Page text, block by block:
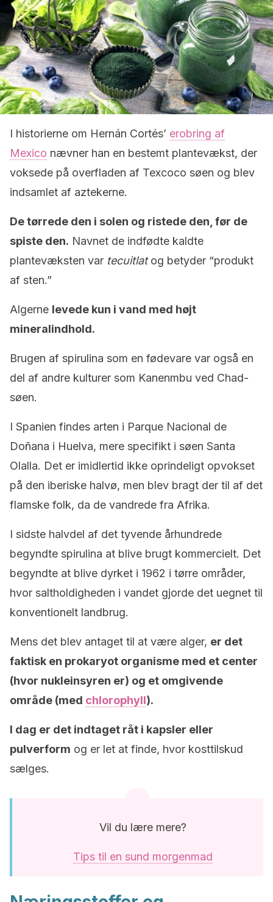
I historierne om Hernán Cortés’ erobring af
Mexico nævner han en bestemt plantevækst, der
voksede på overfladen af ​​Texcoco søen og blev
indsamlet af aztekerne.
De tørrede den i solen og ristede den, før de
spiste den. Navnet de indfødte kaldte
plantevæksten var tecuitlatog betyder “produkt
af sten.”
Algerne levede kun i vand med højt
mineralindhold.
Brugen af ​​spirulina som en fødevare var også en
del af andre kulturer som Kanenmbu ved Chad-
søen.
I Spanien findes arten i Parque Nacional de
Doñana i Huelva, mere specifikt i søen Santa
Olalla. Det er imidlertid ikke oprindeligt opvokset
på den iberiske halvø, men blev bragt der til af det
flamske folk, da de vandrede fra Afrika.
I sidste halvdel af det tyvende århundrede
begyndte spirulina at blive brugt kommercielt. Det
begyndte at blive dyrket i 1962 i tørre områder,
hvor saltholdigheden i vandet gjorde det uegnet til
konventionelt landbrug.
Mens det blev antaget til at være alger, er det
faktisk en prokaryot organisme med et center
(hvor nukleinsyren er) og et omgivende
område (med chlorophyll).
I dag er det indtaget råt i kapsler eller
pulverform og er let at finde, hvor kosttilskud
sælges.
Vil du lære mere?
Tips til en sund morgenmad